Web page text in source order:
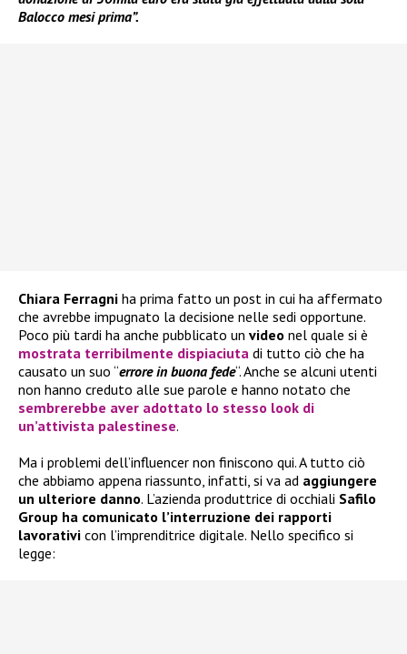
Balocco mesi prima”.
Chiara Ferragni ha prima fatto un post in cui ha affermato
che avrebbe impugnato la decisione nelle sedi opportune.
Poco più tardi ha anche pubblicato un video nel quale si è
mostrata terribilmente dispiaciuta di tutto ciò che ha
causato un suo “errore in buona fede“. Anche se alcuni utenti
non hanno creduto alle sue parole e hanno notato che
sembrerebbe aver adottato lo stesso look di
un’attivista palestinese.
Ma i problemi dell’influencer non finiscono qui. A tutto ciò
che abbiamo appena riassunto, infatti, si va ad aggiungere
un ulteriore danno. L’azienda produttrice di occhiali Safilo
Group ha comunicato l’interruzione dei rapporti
lavorativi con l’imprenditrice digitale. Nello specifico si
legge: